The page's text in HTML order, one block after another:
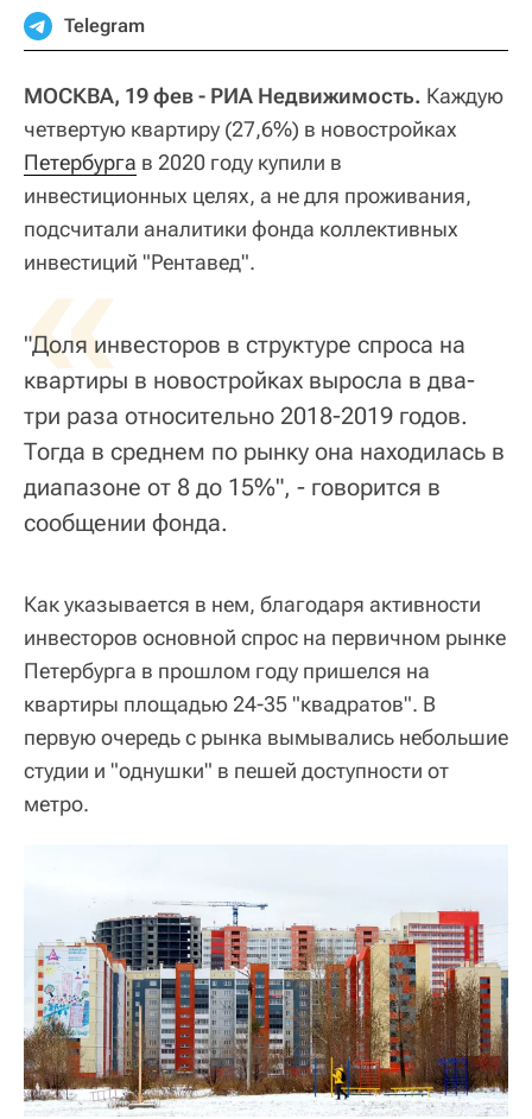
Telegram
МОСКВА, 19 фев - РИА Недвижимость. Каждую
четвертую квартиру (27,6%) в новостройках
Петербурга в 2020 году купили в
инвестиционных целях, а не для проживания,
подсчитали аналитики фонда коллективных
инвестиций "Рентавед".
«
"Доля инвесторов в структуре спроса на
квартиры в новостройках выросла в два-
три раза относительно 2018-2019 годов.
Тогда в среднем по рынку она находилась в
диапазоне от 8 до 15%", - говорится в
сообщении фонда.
Как указывается в нем, благодаря активности
инвесторов основной спрос на первичном рынке
Петербурга в прошлом году пришелся на
квартиры площадью 24-35 "квадратов". В
первую очередь с рынка вымывались небольшие
студии и "однушки" в пешей доступности от
метро.